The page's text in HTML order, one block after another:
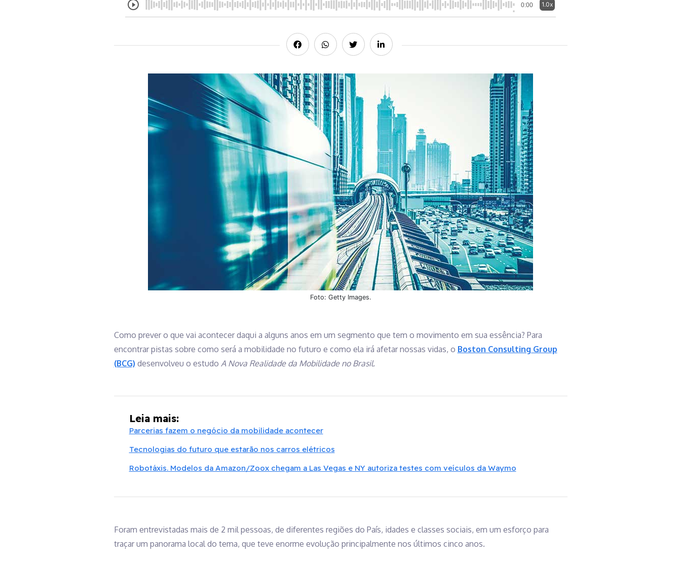
0:00 1.0x
Foto: Getty Images.
Como prever o que vai acontecer daqui a alguns anos em um segmento que tem o movimento em sua essência? Para
encontrar pistas sobre como será a mobilidade no futuro e como ela irá afetar nossas vidas, o Boston Consulting Group
(BCG) desenvolveu o estudo A Nova Realidade da Mobilidade no Brasil.
Leia mais:
Parcerias fazem o negócio da mobilidade acontecer
Tecnologias do futuro que estarão nos carros elétricos
Robotáxis. Modelos da Amazon/Zoox chegam a Las Vegas e NY autoriza testes com veículos da Waymo
Foram entrevistadas mais de 2 mil pessoas, de diferentes regiões do País, idades e classes sociais, em um esforço para
traçar um panorama local do tema, que teve enorme evolução principalmente nos últimos cinco anos.